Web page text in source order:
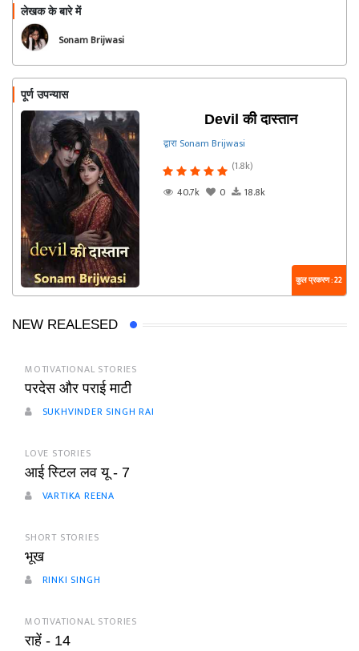
लेखक के बारे में
Sonam Brijwasi
पूर्ण उपन्यास
Devil की दास्तान
द्वारा Sonam Brijwasi
(1.8k)
40.7k
0 18.8k
कुल प्रकरण : 22
NEW REALESED
MOTIVATIONAL STORIES
परदेस और पराई माटी
SUKHVINDER SINGH RAI
LOVE STORIES
आई स्टिल लव यू - 7
VARTIKA REENA
SHORT STORIES
भूख
RINKI SINGH
MOTIVATIONAL STORIES
राहें - 14